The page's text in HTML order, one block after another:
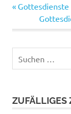
Vorheriger
Beitrag:Nächster
Beitrag:
nach:
ZUFÄLLIGES